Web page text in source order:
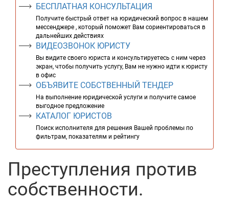
БЕСПЛАТНАЯ КОНСУЛЬТАЦИЯ
Получите быстрый ответ на юридический вопрос в нашем
мессенджере , который поможет Вам сориентироваться в
дальнейших действиях
ВИДЕОЗВОНОК ЮРИСТУ
Вы видите своего юриста и консультируетесь с ним через
экран, чтобы получить услугу, Вам не нужно идти к юристу
в офис
ОБЪЯВИТЕ СОБСТВЕННЫЙ ТЕНДЕР
На выполнение юридической услуги и получите самое
выгодное предложение
КАТАЛОГ ЮРИСТОВ
Поиск исполнителя для решения Вашей проблемы по
фильтрам, показателям и рейтингу
Преступления против
собственности.